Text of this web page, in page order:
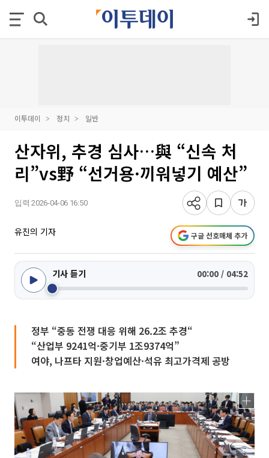
이투데이 정치 일반
산자위, 추경 심사…與 “신속 처
리”vs野 “선거용·끼워넣기 예산”
입력 2026-04-06 16:50
유진의 기자 구글 선호매체 추가
기사 듣기 00:00 / 04:52
정부 “중동 전쟁 대응 위해 26.2조 추경“
“산업부 9241억·중기부 1조9374억”
여야, 나프타 지원·창업예산·석유 최고가격제 공방